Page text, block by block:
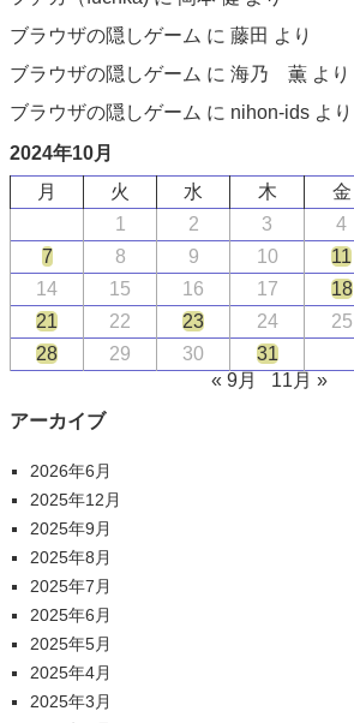
ブラウザの隠しゲーム に 藤田 より
ブラウザの隠しゲーム に 海乃 薫 より
ブラウザの隠しゲーム に nihon-ids より
2024年10月
月
火 水 木 金
1
2 3 4
7
8 9 10 11
14
15 16 17 18
21
22 23 24 25
28
29 30
31
« 9月
11月 »
アーカイブ
2026年6月
2025年12月
2025年9月
2025年8月
2025年7月
2025年6月
2025年5月
2025年4月
2025年3月